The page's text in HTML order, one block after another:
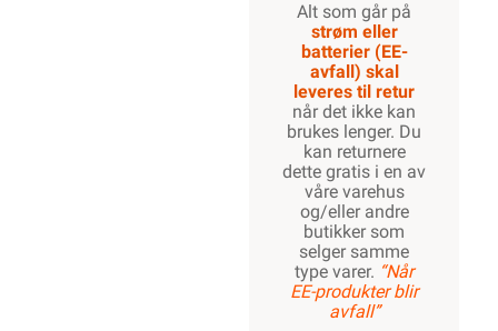
Alt som går på
strøm eller
batterier (EE-
avfall) skal
leveres til retur
når det ikke kan
brukes lenger. Du
kan returnere
dette gratis i en av
våre varehus
og/eller andre
butikker som
selger samme
type varer. “Når
EE-produkter blir
avfall”